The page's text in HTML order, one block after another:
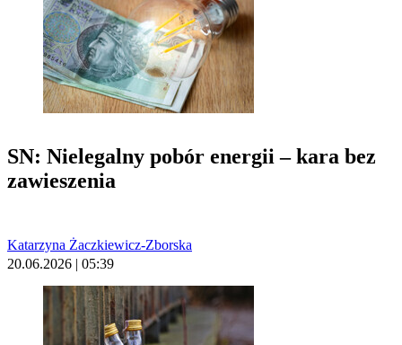
SN: Nielegalny pobór energii – kara bez
zawieszenia
Katarzyna Żaczkiewicz-Zborska
20.06.2026 | 05:39